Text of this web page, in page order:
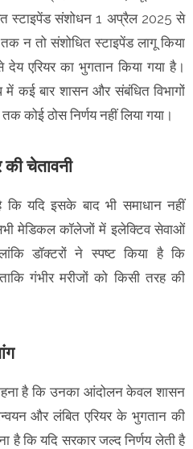
स्टाइपेंड संशोधन 1 अप्रैल 2025 से
न तो संशोधित स्टाइपेंड लागू किया
एरियर का भुगतान किया गया है।
कई बार शासन और संबंधित विभागों
कोई ठोस निर्णय नहीं लिया गया।
चेतावनी
कि यदि इसके बाद भी समाधान नहीं
मेडिकल कॉलेजों में इलेक्टिव सेवाओं
डॉक्टरों ने स्पष्ट किया है कि
गंभीर मरीजों को किसी तरह की
है कि उनका आंदोलन केवल शासन
और लंबित एरियर के भुगतान की
है कि यदि सरकार जल्द निर्णय लेती है